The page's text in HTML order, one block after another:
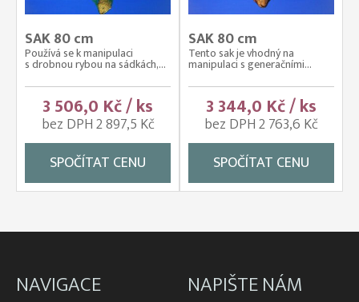
SAK 80 cm
Používá se k manipulaci
s drobnou rybou na sádkách,...
3 506,0 Kč / ks
bez DPH 2 897,5 Kč
SPOČÍTAT CENU
SAK 80 cm
Tento sak je vhodný na
manipulaci s generačními...
3 344,0 Kč / ks
bez DPH 2 763,6 Kč
SPOČÍTAT CENU
NAVIGACE NAPIŠTE NÁM